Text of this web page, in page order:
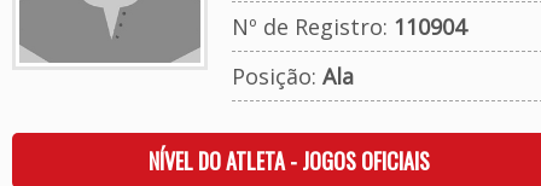
Nº de Registro: 110904
Posição: Ala
NÍVEL DO ATLETA - JOGOS OFICIAIS